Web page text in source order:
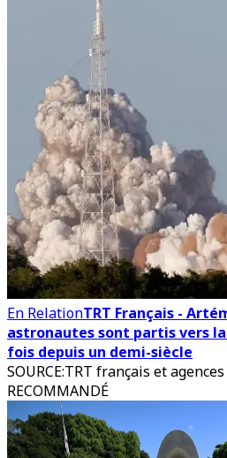
En RelationTRT Français -
astronautes sont partis vers
fois depuis un demi-siècle
SOURCE:TRT français et agences
RECOMMANDÉ